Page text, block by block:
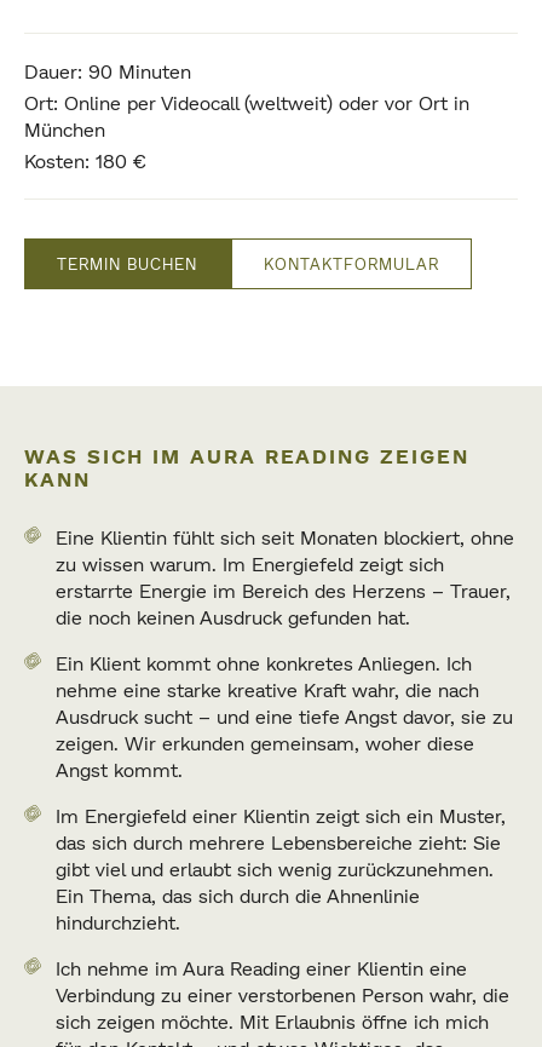
Dauer: 90 Minuten
Ort: Online per Videocall (weltweit) oder vor Ort in
München
Kosten: 180 €
TERMIN BUCHEN KONTAKTFORMULAR
WAS SICH IM AURA READING ZEIGEN
KANN
Eine Klientin fühlt sich seit Monaten blockiert, ohne
zu wissen warum. Im Energiefeld zeigt sich
erstarrte Energie im Bereich des Herzens – Trauer,
die noch keinen Ausdruck gefunden hat.
Ein Klient kommt ohne konkretes Anliegen. Ich
nehme eine starke kreative Kraft wahr, die nach
Ausdruck sucht – und eine tiefe Angst davor, sie zu
zeigen. Wir erkunden gemeinsam, woher diese
Angst kommt.
Im Energiefeld einer Klientin zeigt sich ein Muster,
das sich durch mehrere Lebensbereiche zieht: Sie
gibt viel und erlaubt sich wenig zurückzunehmen.
Ein Thema, das sich durch die Ahnenlinie
hindurchzieht.
Ich nehme im Aura Reading einer Klientin eine
Verbindung zu einer verstorbenen Person wahr, die
sich zeigen möchte. Mit Erlaubnis öffne ich mich